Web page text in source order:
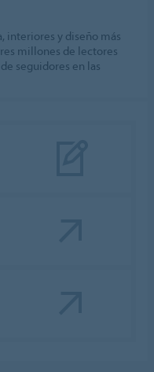
interiores y diseño más
millones de lectores
seguidores en las